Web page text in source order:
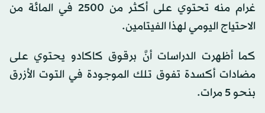
غرام منه تحتوي على أكثر من 2500 في المائة من
الاحتياج اليومي لهذا الفيتامين.
كما أظهرت الدراسات أنَّ برقوق كاكادو يحتوي على
مضادات أكسدة تفوق تلك الموجودة في التوت الأزرق
بنحو 5 مرات.